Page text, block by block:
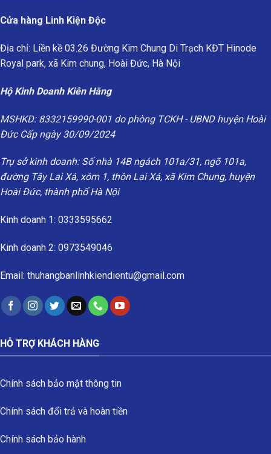
Cửa hàng Linh Kiện Độc
Địa chỉ: Liền kề 03.26 Đường Kim Chung Di Trạch KĐT Hinode
Royal park, xã Kim chung, Hoài Đức, Hà Nội
Hộ Kinh Doanh Kiên Hằng
MSHKD: 8332159990-001 do phòng TCKH - UBND huyện Hoài
Đức Cấp ngày 30/09/2024
Trụ sở kinh doanh: Số nhà 14B ngách 101a/31, ngõ 101a,
đường Tây Lai Xá, xóm 1, thôn Lai Xá, xã Kim Chung, huyện
Hoài Đức, thành phố Hà Nội
Kinh doanh 1: 0333595662
Kinh doanh 2: 0973549046
Email: thuhangbanlinhkiendientu@gmail.com
HỖ TRỢ KHÁCH HÀNG
Chính sách bảo mật thông tin
Chính sách đổi trả và hoàn tiền
Chính sách bảo hành